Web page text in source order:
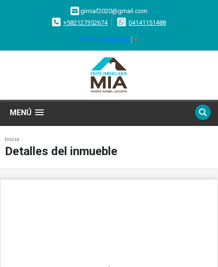
gimiaf2020@gmail.com
+582127352674
04141151488
Select Language ▼
MENÚ
Inicio
Detalles del inmueble